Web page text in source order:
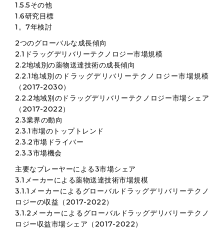
1.5.5その他
1.6研究目標
1。7年検討
2つのグローバルな成長傾向
2.1ドラッグデリバリーテクノロジー市場規模
2.2地域別の薬物送達技術の成長傾向
2.2.1地域別のドラッグデリバリーテクノロジー市場規模
（2017-2030）
2.2.2地域別のドラッグデリバリーテクノロジー市場シェア
（2017-2022）
2.3業界の動向
2.3.1市場のトップトレンド
2.3.2市場ドライバー
2.3.3市場機会
主要なプレーヤーによる3市場シェア
3.1メーカーによる薬物送達技術市場規模
3.1.1メーカーによるグローバルドラッグデリバリーテクノ
ロジーの収益（2017-2022）
3.1.2メーカーによるグローバルドラッグデリバリーテクノ
ロジー収益市場シェア（2017-2022）